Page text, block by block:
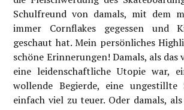
Schulfreund von damals, mit dem
immer Cornflakes gegessen und
geschaut hat. Mein persönliches
schöne Erinnerungen! Damals, als das
eine leidenschaftliche Utopie war,
wollende Begierde, eine ungestillte
einfach viel zu teuer. Oder damals,